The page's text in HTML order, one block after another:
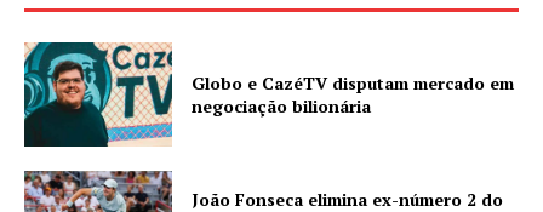
Globo e CazéTV disputam mercado em
negociação bilionária
João Fonseca elimina ex-número 2 do